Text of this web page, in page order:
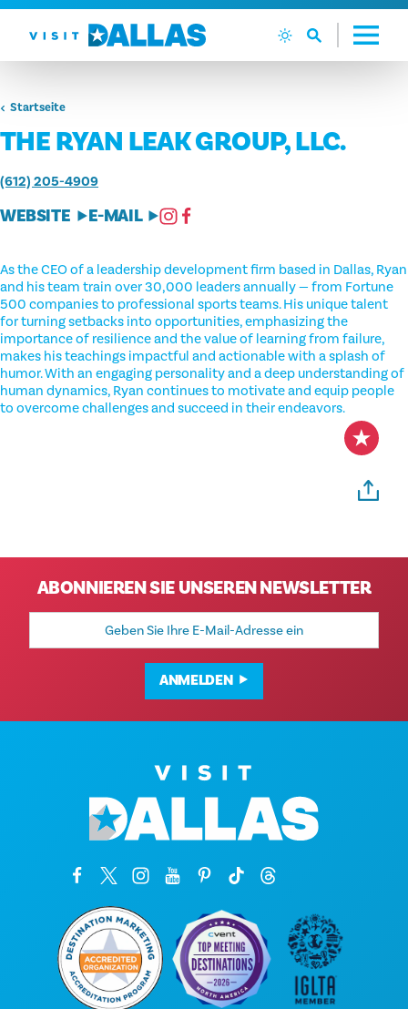
Zum Inhalt springen
Startseite
THE RYAN LEAK GROUP, LLC.
(612) 205-4909
WEBSITE E-MAIL
As the CEO of a leadership development firm based in Dallas, Ryan
and his team train over 30,000 leaders annually — from Fortune
500 companies to professional sports teams. His unique talent
for turning setbacks into opportunities, emphasizing the
importance of resilience and the value of learning from failure,
makes his teachings impactful and actionable with a splash of
humor. With an engaging personality and a deep understanding of
human dynamics, Ryan continues to motivate and equip people
to overcome challenges and succeed in their endeavors.
ABONNIEREN SIE UNSEREN NEWSLETTER
E-
Adresse
ANMELDEN